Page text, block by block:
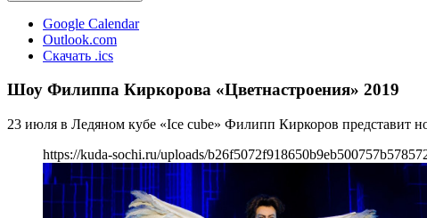
Google Calendar
Outlook.com
Скачать .ics
Шоу Филиппа Киркорова «Цветнастроения» 2019
23 июля в Ледяном кубе «Ice cube» Филипп Киркоров представит
https://kuda-sochi.ru/uploads/